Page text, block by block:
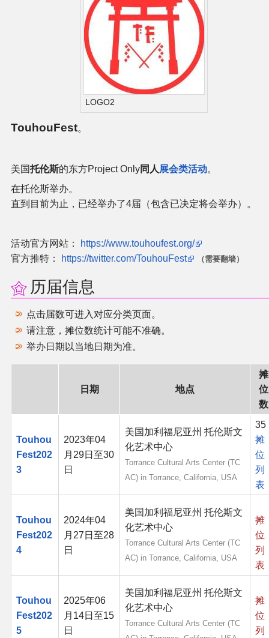
LOGO2
TouhouFest。
美国托伦斯的东方Project Only同人 展会类活动。
在托伦斯举办。
直到目前为止，已经举办了4届（包含已决定将会举办）。
活动官方网站：
https://www.touhoufest.org/
官方推特：
https://twitter.com/TouhouFest （需要翻墙）
历届信息
点击届数可进入对应分类页面。
请注意，摊位数统计可能不准确。
举办日期以当地日期为准。
日期 地点
摊
位
数
Touhou
Fest202
3
2023年04
月29日至30
日
美国加利福尼亚州 托伦斯文
化艺术中心
Torrance Cultural Arts Center (TC
AC) in Torrance, California, USA
35
摊
位
列
表
Touhou
Fest202
4
2024年04
月27日至28
日
美国加利福尼亚州 托伦斯文
化艺术中心
Torrance Cultural Arts Center (TC
AC) in Torrance, California, USA
摊
位
列
表
Touhou
Fest202
5
2025年06
月14日至15
日
美国加利福尼亚州 托伦斯文
化艺术中心
Torrance Cultural Arts Center (TC
摊
位
列
二次创作与活动
展会作品列表
同人二次创作
同人社团列表
同人志分类
同人专辑分类
同人角色列表
同人视频列表
THB策划
THB衍生
THB媒体